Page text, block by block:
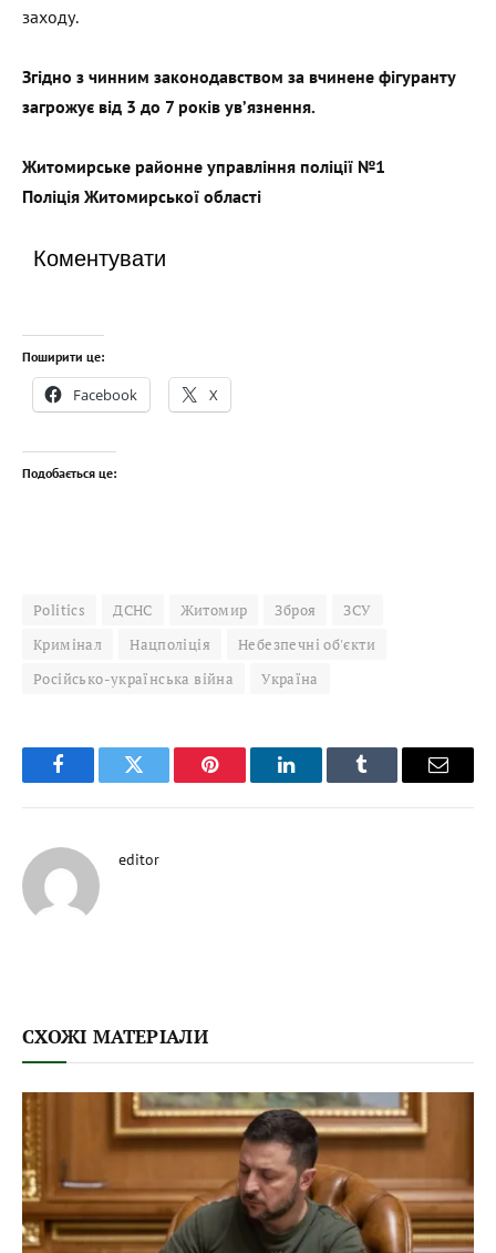
заходу.
Згідно з чинним законодавством за вчинене фігуранту
загрожує від 3 до 7 років ув’язнення.
Житомирське районне управління поліції №1
Поліція Житомирської області
Коментувати
Поширити це:
Facebook X
Подобається це:
Politics ДСНС Житомир Зброя
ЗСУ
Кримінал
Нацполіція
Небезпечні об'єкти
Російсько-українська війна
Україна
FacebookTwitter Pinterest LinkedInTumblr Email
editor
СХОЖІ МАТЕРІАЛИ